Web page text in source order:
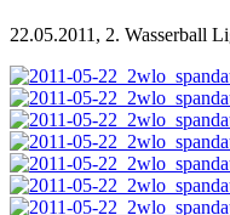
22.05.2011, 2. Wasserball